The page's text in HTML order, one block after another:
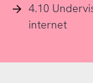
4.10
internet